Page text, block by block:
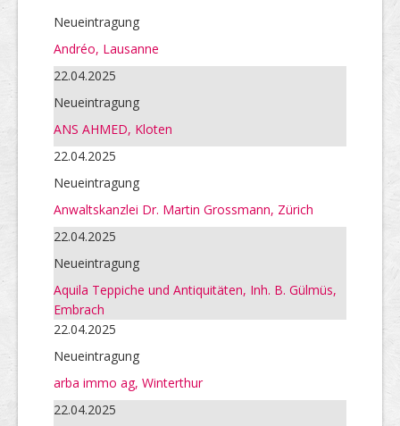
Neueintragung
Andréo, Lausanne
22.04.2025
Neueintragung
ANS AHMED, Kloten
22.04.2025
Neueintragung
Anwaltskanzlei Dr. Martin Grossmann, Zürich
22.04.2025
Neueintragung
Aquila Teppiche und Antiquitäten, Inh. B. Gülmüs,
Embrach
22.04.2025
Neueintragung
arba immo ag, Winterthur
22.04.2025